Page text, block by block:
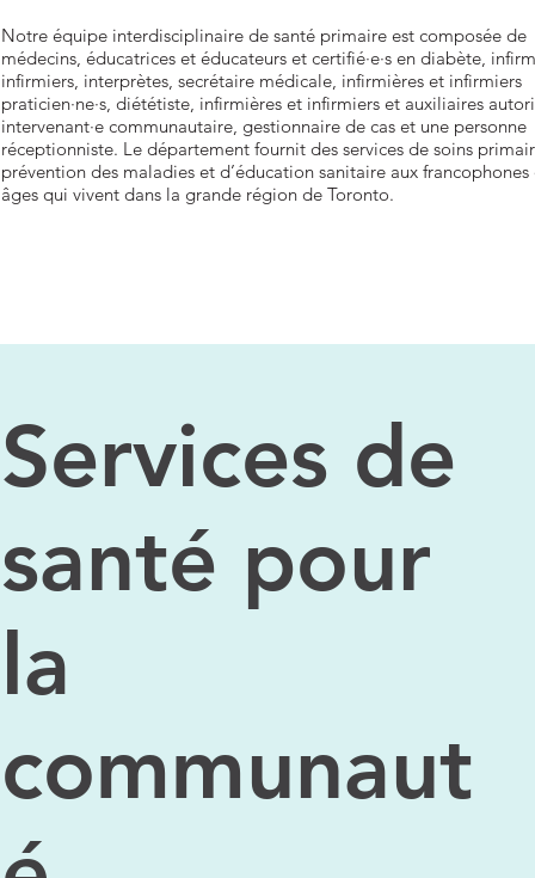
Services de
santé pour
la
communaut
Notre équipe interdisciplinaire de santé primaire est composée de
médecins, éducatrices et éducateurs et certifié·e·s en diabète,
infirmiers, interprètes, secrétaire médicale, infirmières et infirmiers
praticien·ne·s, diététiste, infirmières et infirmiers et auxiliaires
intervenant·e communautaire, gestionnaire de cas et une personne
réceptionniste. Le département fournit des services de soins
prévention des maladies et d’éducation sanitaire aux francophones
âges qui vivent dans la grande région de Toronto.